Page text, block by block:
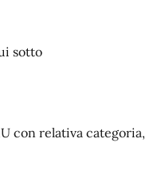
sotto
con relativa categoria,